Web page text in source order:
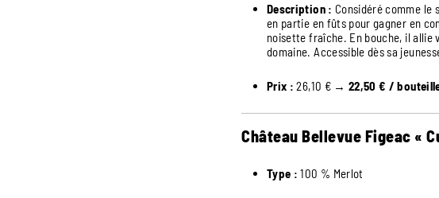
Description : Considéré comme le
en partie en fûts pour gagner en
noisette fraîche. En bouche, il allie
domaine. Accessible dès sa
Prix : 26,10 € → 22,50 € /
Château Bellevue Figeac «
Type : 100 % Merlot